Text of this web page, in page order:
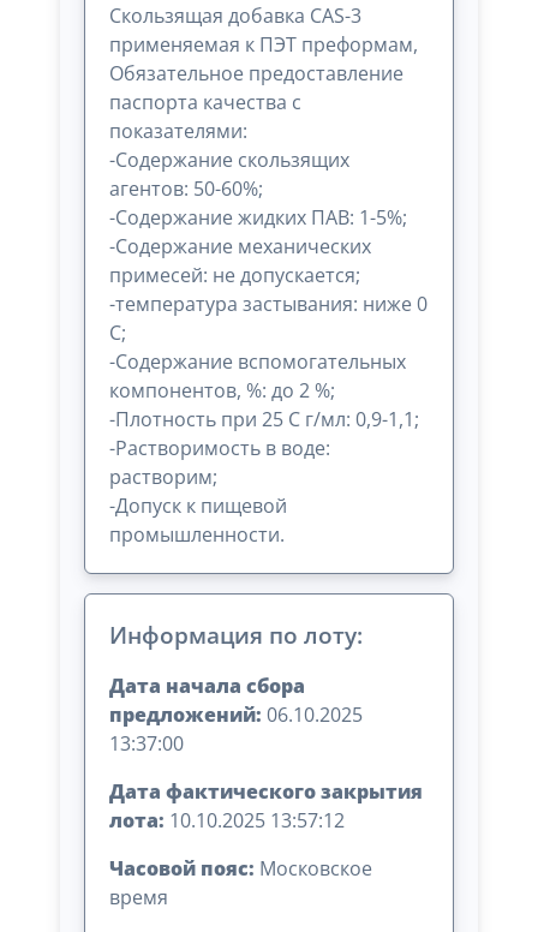
Скользящая добавка CAS-3
применяемая к ПЭТ преформам,
Обязательное предоставление
паспорта качества с
показателями:
-Содержание скользящих
агентов: 50-60%;
-Содержание жидких ПАВ: 1-5%;
-Содержание механических
примесей: не допускается;
-температура застывания: ниже 0
С;
-Содержание вспомогательных
компонентов, %: до 2 %;
-Плотность при 25 С г/мл: 0,9-1,1;
-Растворимость в воде:
растворим;
-Допуск к пищевой
промышленности.
Информация по лоту:
Дата начала сбора
предложений: 06.10.2025
13:37:00
Дата фактического закрытия
лота: 10.10.2025 13:57:12
Часовой пояс: Московское
время